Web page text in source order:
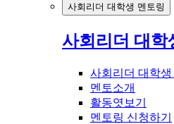
사회리더 대학생 멘토링
사회리더 대학
사회리더 대학생
멘토소개
활동엿보기
멘토링 신청하기